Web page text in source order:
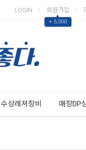
LOGIN 회원가입
▲
+ 5,000
수상레져장비 매장DP